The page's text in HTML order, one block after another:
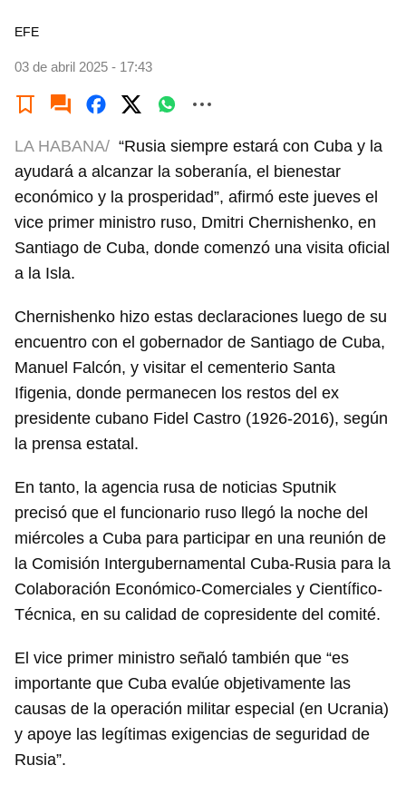
EFE
03 de abril 2025 - 17:43
LA HABANA/ “Rusia siempre estará con Cuba y la
ayudará a alcanzar la soberanía, el bienestar
económico y la prosperidad”, afirmó este jueves el
vice primer ministro ruso, Dmitri Chernishenko, en
Santiago de Cuba, donde comenzó una visita oficial
a la Isla.
Chernishenko hizo estas declaraciones luego de su
encuentro con el gobernador de Santiago de Cuba,
Manuel Falcón, y visitar el cementerio Santa
Ifigenia, donde permanecen los restos del ex
presidente cubano Fidel Castro (1926-2016), según
la prensa estatal.
En tanto, la agencia rusa de noticias Sputnik
precisó que el funcionario ruso llegó la noche del
miércoles a Cuba para participar en una reunión de
la Comisión Intergubernamental Cuba-Rusia para la
Colaboración Económico-Comerciales y Científico-
Técnica, en su calidad de copresidente del comité.
El vice primer ministro señaló también que “es
importante que Cuba evalúe objetivamente las
causas de la operación militar especial (en Ucrania)
y apoye las legítimas exigencias de seguridad de
Rusia”.